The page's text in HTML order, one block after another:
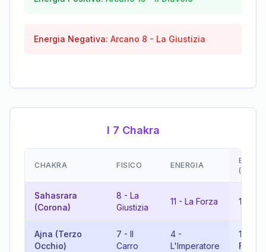
Energia Negativa: Arcano 8 - La Giustizia
I 7 Chakra
CHAKRA FISICO ENERGIA
Sahasrara
(Corona)
8 - La
Giustizia
11 - La Forza 19
Ajna (Terzo
Occhio)
7 - Il
Carro
4 -
L'Imperatore
11
Forza